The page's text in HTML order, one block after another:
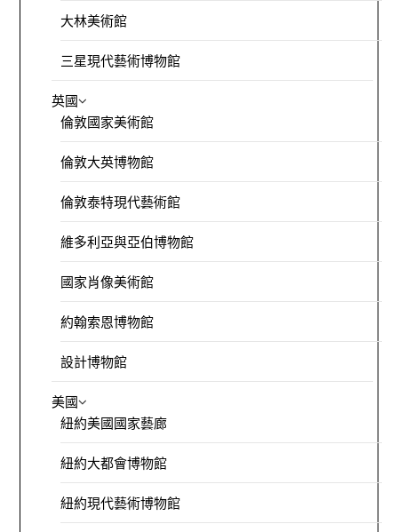
大林美術館
三星現代藝術博物館
英國
倫敦國家美術館
倫敦大英博物館
倫敦泰特現代藝術館
維多利亞與亞伯博物館
國家肖像美術館
約翰索恩博物館
設計博物館
美國
紐約美國國家藝廊
紐約大都會博物館
紐約現代藝術博物館